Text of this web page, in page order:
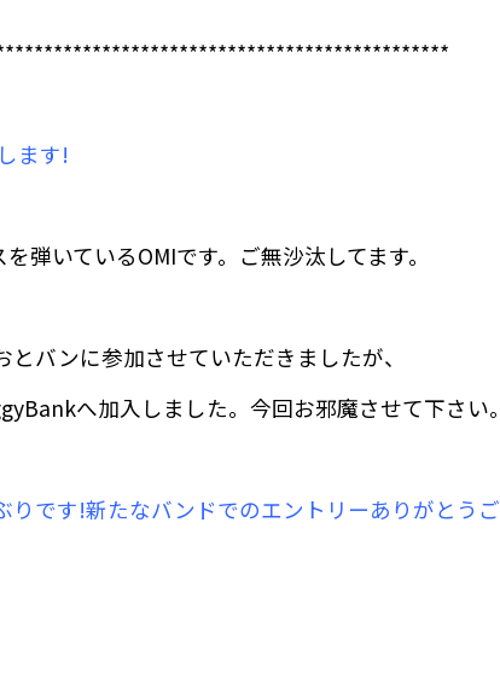
ます!
弾いているOMIです。ご無沙汰してます。
バンに参加させていただきましたが、
へ加入しました。今回お邪魔させて下さい。
です!新たなバンドでのエントリーありがとう